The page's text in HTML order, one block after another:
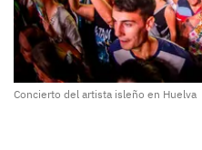
Concierto del artista isleño en Huelva